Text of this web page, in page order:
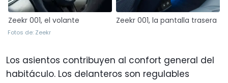
Zeekr 001, el volante Zeekr 001, la pantalla trasera
Fotos de: Zeekr
Los asientos contribuyen al confort general del
habitáculo. Los delanteros son regulables